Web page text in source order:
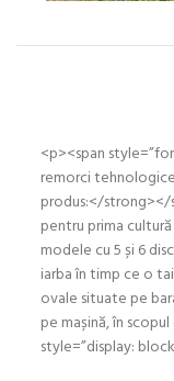
<p><span
remorci
produs:</strong></
pentru prima
modele cu 5 și 6
iarba în timp ce o
ovale situate pe
pe mașină, în
style=”display: